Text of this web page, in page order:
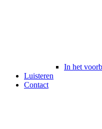
In het
Luisteren
Contact